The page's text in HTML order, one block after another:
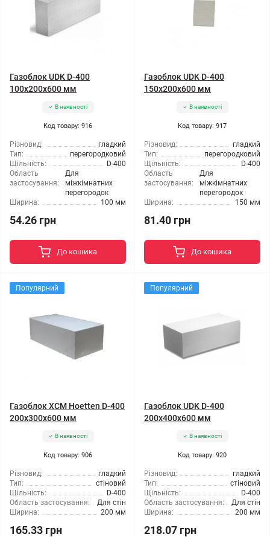
Газоблок UDK D-400
100x200x600 мм
В наявності
Код товару: 916
Різновид:
гладкий
Тип:
перегородковий
Щільність:
D-400
Область
застосування:
Для
міжкімнатних
перегородок
Ширина:
100 мм
54.26 грн
До кошика
Газоблок UDK D-400
150x200x600 мм
В наявності
Код товару: 917
Різновид:
гладкий
Тип:
перегородковий
Щільність:
D-400
Область
застосування:
Для
міжкімнатних
перегородок
Ширина:
150 мм
81.40 грн
До кошика
Популярний
Газоблок ХСМ Hoetten D-400
200x300x600 мм
В наявності
Код товару: 906
Різновид:
гладкий
Тип:
стіновий
Щільність:
D-400
Область застосування:
Для стін
Ширина:
200 мм
165.33 грн
Популярний
Газоблок UDK D-400
200x400x600 мм
В наявності
Код товару: 920
Різновид:
гладкий
Тип:
стіновий
Щільність:
D-400
Область застосування:
Для стін
Ширина:
200 мм
218.07 грн